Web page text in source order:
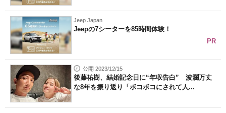
Jeep Japan
Jeepの7シーターを85時間体験！
PR
公開 2023/12/15
後藤祐樹、結婚記念日に“年収告白” 波瀾万丈
な8年を振り返り「ボコボコにされて人...